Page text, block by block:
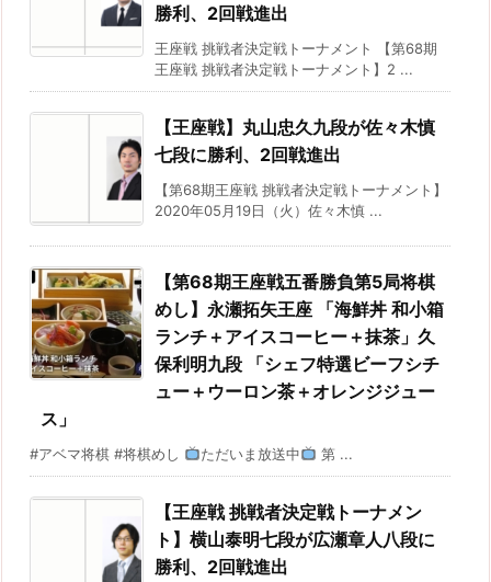
勝利、2回戦進出
王座戦 挑戦者決定戦トーナメント 【第68期
王座戦 挑戦者決定戦トーナメント】2 ...
【王座戦】丸山忠久九段が佐々木慎
七段に勝利、2回戦進出
【第68期王座戦 挑戦者決定戦トーナメント】
2020年05月19日（火）佐々木慎 ...
【第68期王座戦五番勝負第5局将棋
めし】永瀬拓矢王座 「海鮮丼 和小箱
ランチ＋アイスコーヒー＋抹茶」久
保利明九段 「シェフ特選ビーフシチ
ュー＋ウーロン茶＋オレンジジュー
ス」
#アベマ将棋 #将棋めし ただいま放送中 第 ...
【王座戦 挑戦者決定戦トーナメン
ト】横山泰明七段が広瀬章人八段に
勝利、2回戦進出